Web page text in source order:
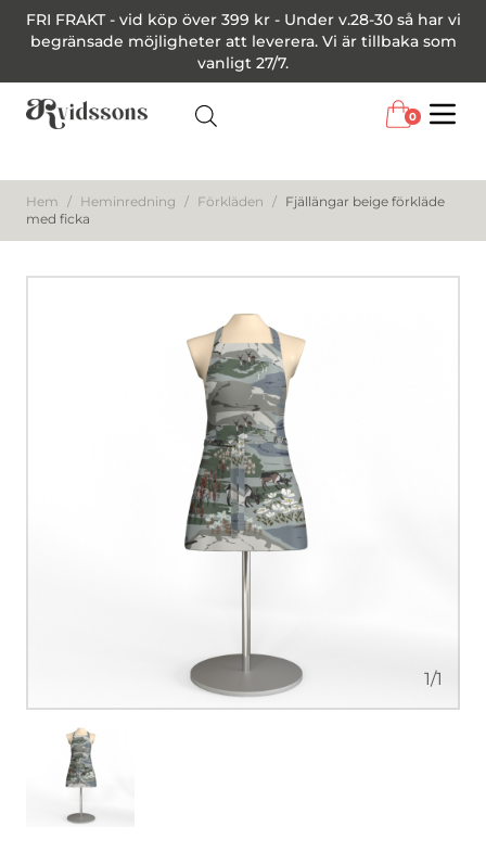
FRI FRAKT - vid köp över 399 kr - Under v.28-30 så har vi
begränsade möjligheter att leverera. Vi är tillbaka som
vanligt 27/7.
0
Hem / Heminredning / Förkläden / Fjällängar beige förkläde
med ficka
1/1